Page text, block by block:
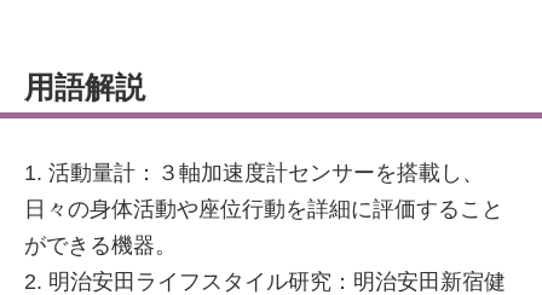
用語解説
1. 活動量計：３軸加速度計センサーを搭載し、
日々の身体活動や座位行動を詳細に評価すること
ができる機器。
2. 明治安田ライフスタイル研究：明治安田新宿健